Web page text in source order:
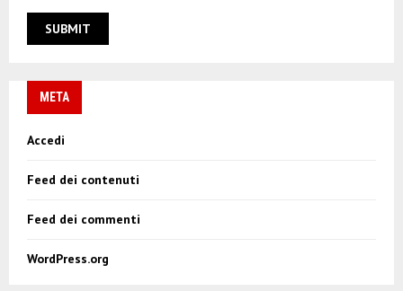
META
Accedi
Feed dei contenuti
Feed dei commenti
WordPress.org